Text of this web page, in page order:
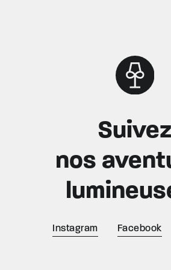
Suivez
nos
Instagram Facebook